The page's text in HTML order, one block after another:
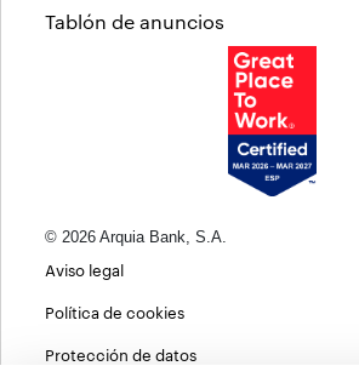
Tablón de anuncios
© 2026 Arquia Bank, S.A.
Aviso legal
Política de cookies
Protección de datos